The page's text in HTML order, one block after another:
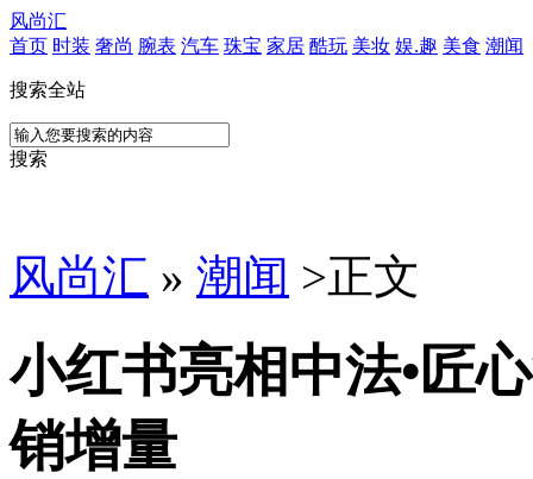
风尚汇
首页 时装 奢尚 腕表 汽车 珠宝 家居 酷玩 美妆 娱.趣 美食 潮闻
搜索全站
搜索
风尚汇 » 潮闻 >正文
小红书亮相中法•匠
销增量